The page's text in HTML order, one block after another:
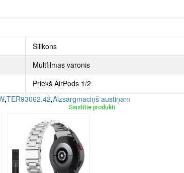
Silikons
Multfilmas varonis
Priekš AirPods 1/2
,TER93062.42,Aizsargmaciņš austiņam
Saistītie produkti